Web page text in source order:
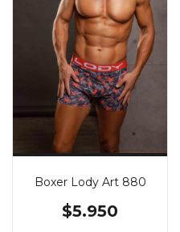
Boxer Lody Art 880
$5.950